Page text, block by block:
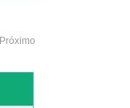
Próximo